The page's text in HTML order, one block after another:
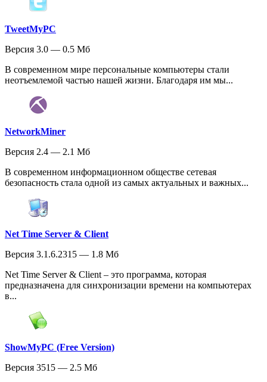
TweetMyPC
Версия 3.0 — 0.5 Мб
В современном мире персональные компьютеры стали
неотъемлемой частью нашей жизни. Благодаря им мы...
NetworkMiner
Версия 2.4 — 2.1 Мб
В современном информационном обществе сетевая
безопасность стала одной из самых актуальных и важных...
Net Time Server & Client
Версия 3.1.6.2315 — 1.8 Мб
Net Time Server & Client – это программа, которая
предназначена для синхронизации времени на компьютерах
в...
ShowMyPC (Free Version)
Версия 3515 — 2.5 Мб